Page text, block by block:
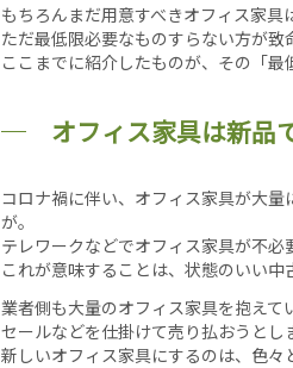
もちろんまだ用意すべきオフィス家具
ただ最低限必要なものすらない方が致
ここまでに紹介したものが、その「最
オフィス家具は新品
コロナ禍に伴い、オフィス家具が大
が。
テレワークなどでオフィス家具が不必
これが意味することは、状態のいい中
業者側も大量のオフィス家具を抱えて
セールなどを仕掛けて売り払おうとし
新しいオフィス家具にするのは、色々